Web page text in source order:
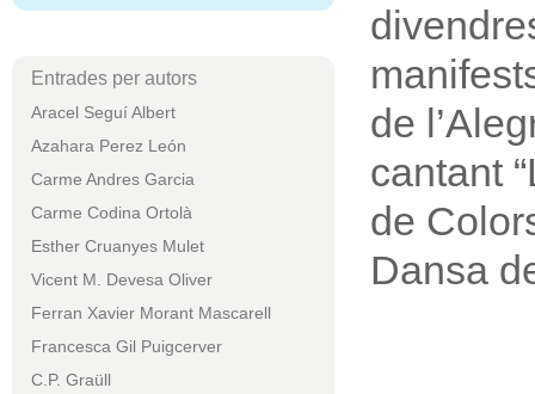
Entrades per autors
Aracel Seguí Albert
Azahara Perez León
Carme Andres Garcia
Carme Codina Ortolà
Esther Cruanyes Mulet
Vicent M. Devesa Oliver
Ferran Xavier Morant Mascarell
Francesca Gil Puigcerver
C.P. Graüll
de
cantant
de
Dansa